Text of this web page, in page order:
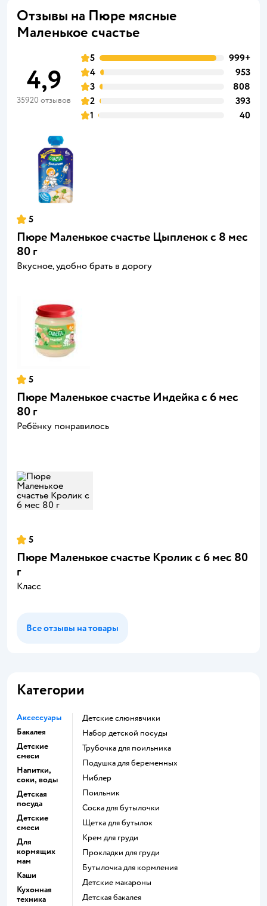
Отзывы на Пюре мясные
Маленькое счастье
4,9
35920 отзывов
5
999+
4
953
3
808
2
393
1
40
5
Пюре Маленькое счастье Цыпленок с 8 мес
80 г
Вкусное, удобно брать в дорогу
5
Пюре Маленькое счастье Индейка с 6 мес
80 г
Ребёнку понравилось
5
Пюре Маленькое счастье Кролик с 6 мес 80
г
Класс
Все отзывы на товары
Категории
Аксессуары
Бакалея
Детские
смеси
Напитки,
соки, воды
Детская
посуда
Детские
смеси
Для
кормящих
мам
Каши
Кухонная
техника
Детские слюнявчики
набор детской посуды
трубочка для поильника
подушка для беременных
ниблер
поильник
соска для бутылочки
щетка для бутылок
крем для груди
прокладки для груди
бутылочка для кормления
детские макароны
детская бакалея